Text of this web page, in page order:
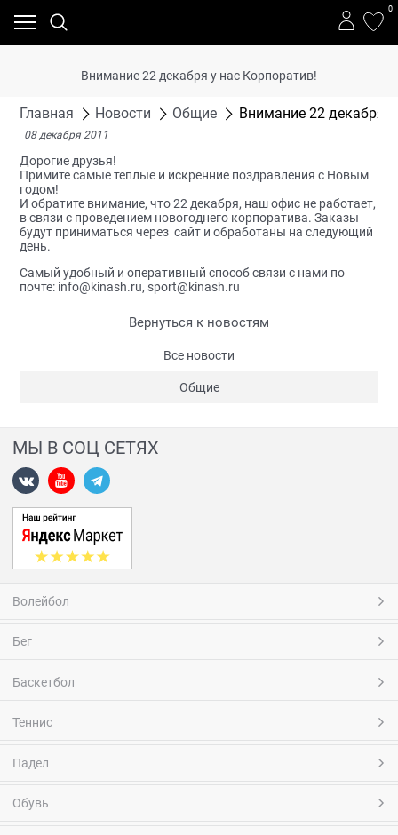
0
Внимание 22 декабря у нас Корпоратив!
Главная Новости Общие Внимание 22 декабря
08 декабря 2011
Дорогие друзья!
Примите самые теплые и искренние поздравления с Новым
годом!
И обратите внимание, что 22 декабря, наш офис не работает,
в связи с проведением новогоднего корпоратива. Заказы
будут приниматься через сайт и обработаны на следующий
день.
Самый удобный и оперативный способ связи с нами по
почте: info@kinash.ru, sport@kinash.ru
Вернуться к новостям
Все новости
Общие
МЫ В СОЦ СЕТЯХ
Волейбол
Бег
Баскетбол
Теннис
Падел
Обувь